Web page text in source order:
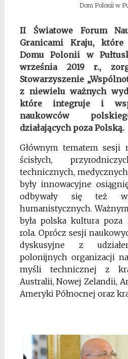
Dom Polonii w
II Światowe Forum
Granicami Kraju,
Domu Polonii w
września 2019 r.,
Stowarzyszenie
z niewielu ważnych
które integruje i
naukowców
działających poza Polską.
Głównym tematem
ścisłych,
technicznych,
były innowacyjne
odbywały się też
humanistycznych.
była polska kultura
rola. Oprócz sesji
dyskusyjne z
polonijnych organizacji
myśli technicznej z
Australii, Nowej Zelandii,
Ameryki Północnej oraz